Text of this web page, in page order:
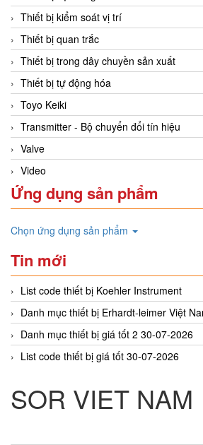
Thiết bị kiểm soát vị trí
Thiết bị quan trắc
Thiết bị trong dây chuyền sản xuất
Thiết bị tự động hóa
Toyo Keiki
Transmitter - Bộ chuyển đổi tín hiệu
Valve
Video
Ứng dụng sản phẩm
Chọn ứng dụng sản phẩm
Tin mới
List code thiết bị Koehler Instrument
Danh mục thiết bị Erhardt-leimer Việt
Danh mục thiết bị giá tốt 2 30-07-2026
List code thiết bị giá tốt 30-07-2026
SOR VIET NAM